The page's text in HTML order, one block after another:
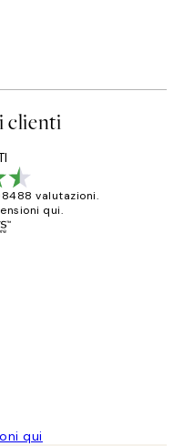
clienti
valutazioni.
qui.
qui